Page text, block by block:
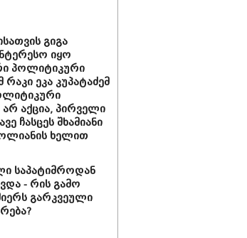
გიგა
იყო
პოლიტიკური
ეკა კუპატაძემ
არ აქცია, პირველი
ჩასცეს შხამიანი
ხელით
საპატიმროდან
- რის გამო
გარკვეული